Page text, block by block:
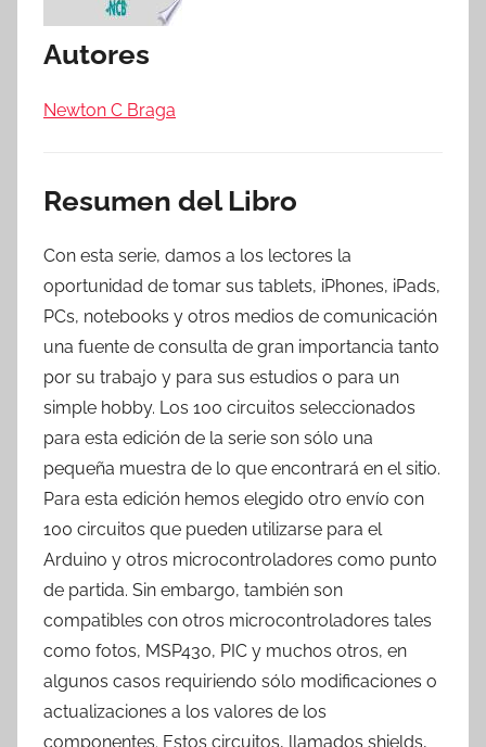
Autores
Newton C Braga
Resumen del Libro
Con esta serie, damos a los lectores la
oportunidad de tomar sus tablets, iPhones, iPads,
PCs, notebooks y otros medios de comunicación
una fuente de consulta de gran importancia tanto
por su trabajo y para sus estudios o para un
simple hobby. Los 100 circuitos seleccionados
para esta edición de la serie son sólo una
pequeña muestra de lo que encontrará en el sitio.
Para esta edición hemos elegido otro envío con
100 circuitos que pueden utilizarse para el
Arduino y otros microcontroladores como punto
de partida. Sin embargo, también son
compatibles con otros microcontroladores tales
como fotos, MSP430, PIC y muchos otros, en
algunos casos requiriendo sólo modificaciones o
actualizaciones a los valores de los
componentes. Estos circuitos, llamados shields,